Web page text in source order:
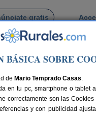
gratis
BÁSICA SOBRE
de Mario Temprado Casas.
tu pc, smartphone o tablet
son las
y con publicidad